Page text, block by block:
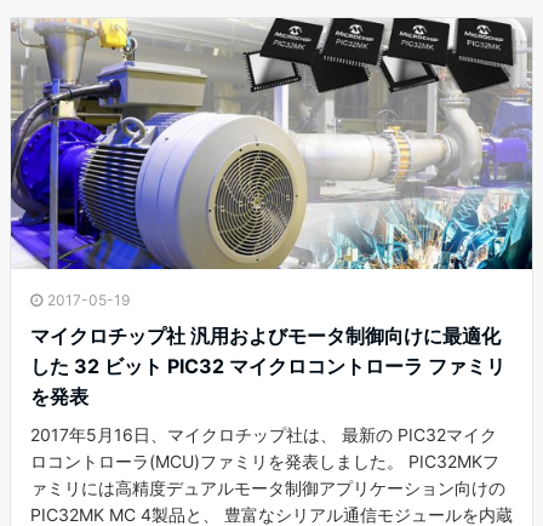
2017-05-19
マイクロチップ社 汎用およびモータ制御向けに最適化
した 32 ビット PIC32 マイクロコントローラ ファミリ
を発表
2017年5月16日、マイクロチップ社は、 最新の PIC32マイク
ロコントローラ(MCU)ファミリを発表しました。 PIC32MKフ
ァミリには高精度デュアルモータ制御アプリケーション向けの
PIC32MK MC 4製品と、 豊富なシリアル通信モジュールを内蔵